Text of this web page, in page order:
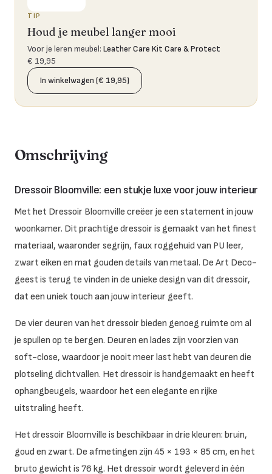
TIP
Houd je meubel langer mooi
Voor je leren meubel: Leather Care Kit Care & Protect
€ 19,95
In winkelwagen (€ 19,95)
Omschrijving
Dressoir Bloomville: een stukje luxe voor jouw interieur
Met het Dressoir Bloomville creëer je een statement in jouw
woonkamer. Dit prachtige dressoir is gemaakt van het finest
materiaal, waaronder segrijn, faux roggehuid van PU leer,
zwart eiken en mat gouden details van metaal. De Art Deco-
geest is terug te vinden in de unieke design van dit dressoir,
dat een uniek touch aan jouw interieur geeft.
De vier deuren van het dressoir bieden genoeg ruimte om al
je spullen op te bergen. Deuren en lades zijn voorzien van
soft-close, waardoor je nooit meer last hebt van deuren die
plotseling dichtvallen. Het dressoir is handgemaakt en heeft
ophangbeugels, waardoor het een elegante en rijke
uitstraling heeft.
Het dressoir Bloomville is beschikbaar in drie kleuren: bruin,
goud en zwart. De afmetingen zijn 45 × 193 × 85 cm, en het
bruto gewicht is 76 kg. Het dressoir wordt geleverd in één